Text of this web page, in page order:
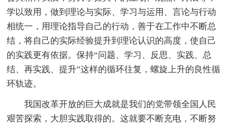
学以致用，做到理论与实际、学习与运用、言论与行动
相统一，用理论指导自己的行动，善于在工作中不断总
结，将自己的实际经验提升到理论认识的高度，使自己
的实践更有依据。保持“问题、学习、反思、实践、总
结、再实践、提升”这样的循环往复，螺旋上升的良性循
环轨迹。
我国改革开放的巨大成就是我们的党带领全国人民
艰苦探索，大胆实践取得的。这就要不断充电，不断努